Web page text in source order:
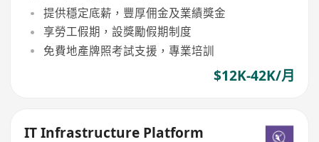
提供穩定底薪，豐厚佣金及業績獎金
享勞工假期，設獎勵假期制度
免費地產牌照考試支援，專業培訓
$12K-42K/月
IT Infrastructure Platform